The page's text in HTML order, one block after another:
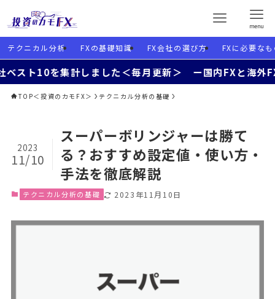
menu
テクニカル分析 FXの基礎知識 FX会社の選び方 FXに必要な
集計しました＜毎月更新＞ ー国内FXと海外FXを使い分
TOP＜投資のカモFX＞ テクニカル分析の基礎
スーパーボリンジャーは勝て
る？おすすめ設定値・使い方・
手法を徹底解説
2023
11/10
テクニカル分析の基礎 2023年11月10日